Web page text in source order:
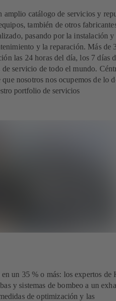
catálogo de servicios y
también de otros
pasando por la instalación y
y la reparación. Más de
las 24 horas del día, los 7 días
de servicio de todo el mundo.
nosotros nos ocupemos de lo
portfolio de servicios
un 35 % o más: los expertos de
y sistemas de bombeo a un
de optimización y las